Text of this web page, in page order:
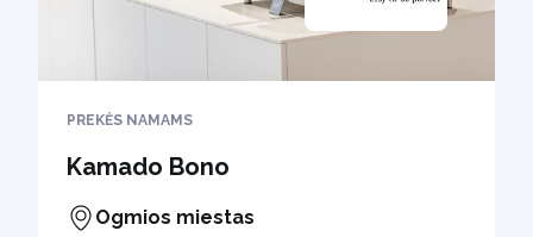
PREKĖS NAMAMS
Kamado Bono
Ogmios miestas